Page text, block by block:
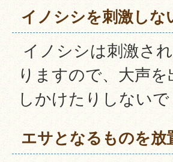
イノシシを刺激しな
イノシシは刺激さ
りますので、大声
しかけたりしないで
エサとなるものを放